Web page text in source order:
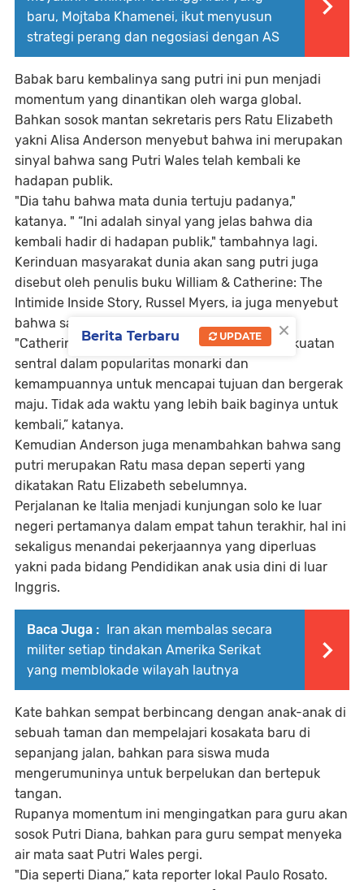
baru, Mojtaba Khamenei, ikut menyusun
strategi perang dan negosiasi dengan AS
Babak baru kembalinya sang putri ini pun menjadi
momentum yang dinantikan oleh warga global.
Bahkan sosok mantan sekretaris pers Ratu Elizabeth
yakni Alisa Anderson menyebut bahwa ini merupakan
sinyal bahwa sang Putri Wales telah kembali ke
hadapan publik.
"Dia tahu bahwa mata dunia tertuju padanya,"
katanya. " “Ini adalah sinyal yang jelas bahwa dia
kembali hadir di hadapan publik," tambahnya lagi.
Kerinduan masyarakat dunia akan sang putri juga
disebut oleh penulis buku William & Catherine: The
Intimide Inside Story, Russel Myers, ia juga menyebut
bahwa sang putri jadi daya Tarik.
"Catherine tidak diragukan lagi merupakan kekuatan
sentral dalam popularitas monarki dan
kemampuannya untuk mencapai tujuan dan bergerak
maju. Tidak ada waktu yang lebih baik baginya untuk
kembali,” katanya.
Kemudian Anderson juga menambahkan bahwa sang
putri merupakan Ratu masa depan seperti yang
dikatakan Ratu Elizabeth sebelumnya.
Perjalanan ke Italia menjadi kunjungan solo ke luar
negeri pertamanya dalam empat tahun terakhir, hal ini
sekaligus menandai pekerjaannya yang diperluas
yakni pada bidang Pendidikan anak usia dini di luar
Inggris.
Baca Juga : Iran akan membalas secara
militer setiap tindakan Amerika Serikat
yang memblokade wilayah lautnya
Kate bahkan sempat berbincang dengan anak-anak di
sebuah taman dan mempelajari kosakata baru di
sepanjang jalan, bahkan para siswa muda
mengerumuninya untuk berpelukan dan bertepuk
tangan.
Rupanya momentum ini mengingatkan para guru akan
sosok Putri Diana, bahkan para guru sempat menyeka
air mata saat Putri Wales pergi.
"Dia seperti Diana,” kata reporter lokal Paulo Rosato.
×
Berita Terbaru UPDATE